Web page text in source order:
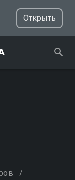
Открыть
/